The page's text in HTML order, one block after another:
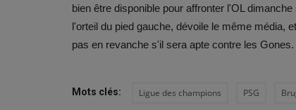
bien être disponible pour affronter l'OL
l'orteil du pied gauche, dévoile le même média,
pas en revanche s'il sera apte contre les Gones.
Mots clés: Ligue des champions PSG